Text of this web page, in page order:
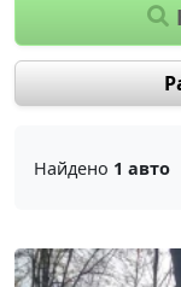
Найдено 1 авто